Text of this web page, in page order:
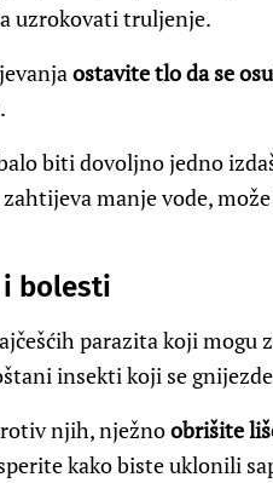
uzrokovati truljenje.
ostavite tlo da se
biti dovoljno jedno
manje vode,
bolesti
parazita koji
insekti koji se
njih, nježnoobrišite
kako biste uklonili